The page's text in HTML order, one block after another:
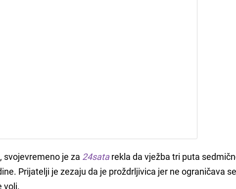
svojevremeno je za 24satarekla da vježba tri puta
Prijatelji je zezaju da je proždrljivica jer ne ograničava
voli.